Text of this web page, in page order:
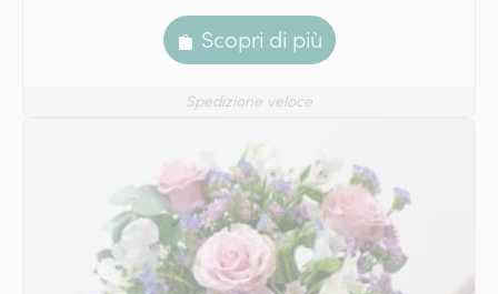
Scopri di più
Spedizione veloce